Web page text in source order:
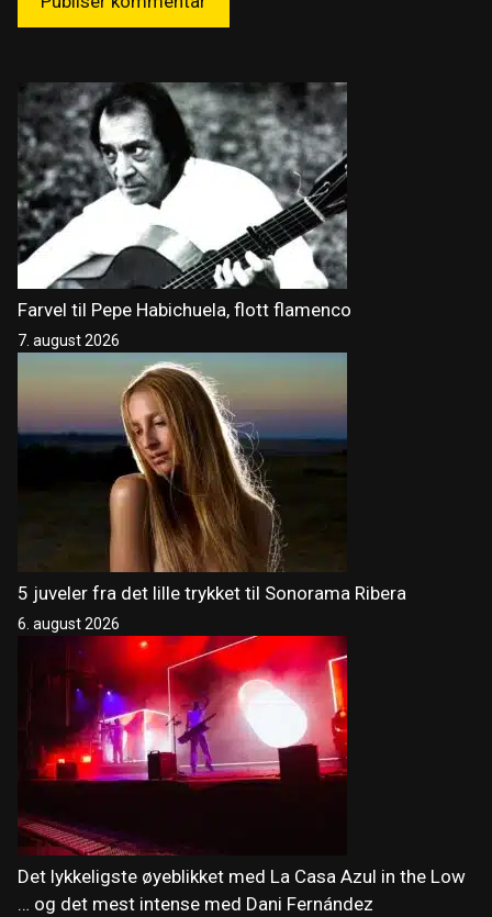
Farvel til Pepe Habichuela, flott flamenco
7. august 2026
5 juveler fra det lille trykket til Sonorama Ribera
6. august 2026
Det lykkeligste øyeblikket med La Casa Azul in the Low
… og det mest intense med Dani Fernández